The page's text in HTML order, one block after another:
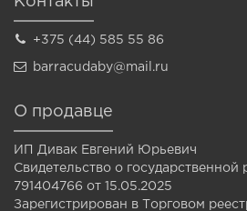
+375 (44) 585 55 86
barracudaby@mail.ru
О продавце
ИП Дивак Евгений Юрьевич
Свидетельство о государственной
791404766 от 15.05.2025
Зарегистрирован в Торговом